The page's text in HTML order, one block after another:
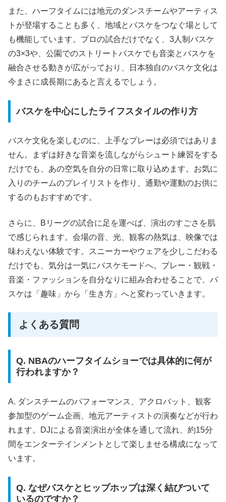
また、ハーフタイムには地元のダンスチームやアーティス
トが登場することも多く、地域とバスケをつなぐ場として
も機能しています。プロの試合だけでなく、3人制バスケ
の3×3や、公園でのストリートバスケでも音楽とバスケを
融合させる動きが広がっており、日本独自のバスケ文化は
今まさに成長期にあると言えるでしょう。
バスケを中心にしたライフスタイルの作り方
バスケ文化を楽しむのに、上手なプレーは必須ではありま
せん。まずは好きな音楽を流しながらシュート練習をする
だけでも、あの空気を自分の日常に取り込めます。お気に
入りのチームのプレイリストを作り、通勤や運動のお供に
するのもおすすめです。
さらに、Bリーグの試合に足を運べば、演出のすごさを肌
で感じられます。会場の音、光、観客の熱気は、映像では
味わえない体験です。スニーカーやウェアを少しこだわる
だけでも、気分は一気にバスケモードへ。プレー・観戦・
音楽・ファッションを自分なりに組み合わせることで、バ
スケは「趣味」から「生き方」へと変わっていきます。
よくある質問
Q. NBAのハーフタイムショーでは具体的に何が
行われますか？
A. ダンスチームのパフォーマンス、アクロバット、観客
参加型のゲーム企画、地元アーティストの演奏などが行わ
れます。DJによる音楽演出が全体を通して流れ、約15分
間をエンターテインメントとして楽しませる構成になって
います。
Q. なぜバスケとヒップホップは深く結びついて
いるのですか？